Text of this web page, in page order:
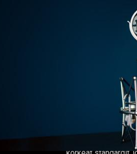
Bock's Corner
itsenäinen panimo
sydämessä, joka
1890. Lähes
vuoden hiljaiselon
kunnostetussa
helmikuussa 2015,
Oluet
ja jokaisen erän on